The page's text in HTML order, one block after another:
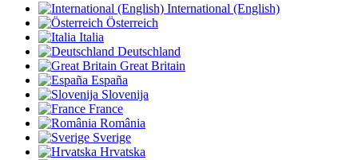
International (English)
Österreich
Italia
Deutschland
Great Britain
España
Slovenija
France
România
Sverige
Hrvatska